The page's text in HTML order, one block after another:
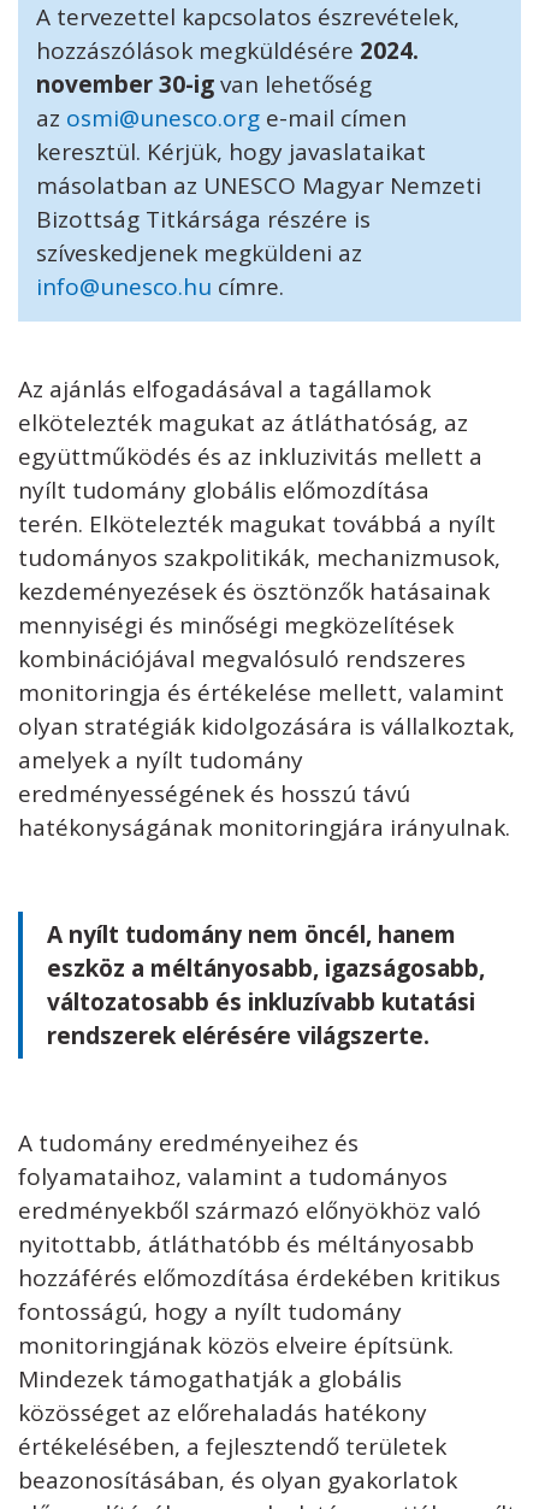
A tervezettel kapcsolatos észrevételek,
hozzászólások megküldésére 2024.
november 30-igvan lehetőség
az osmi@unesco.org e-mail címen
keresztül. Kérjük, hogy javaslataikat
másolatban az UNESCO Magyar Nemzeti
Bizottság Titkársága részére is
szíveskedjenek megküldeni az
info@unesco.hu címre.
Az ajánlás elfogadásával a tagállamok
elkötelezték magukat az átláthatóság, az
együttműködés és az inkluzivitás mellett a
nyílt tudomány globális előmozdítása
terén. Elkötelezték magukat továbbá a nyílt
tudományos szakpolitikák, mechanizmusok,
kezdeményezések és ösztönzők hatásainak
mennyiségi és minőségi megközelítések
kombinációjával megvalósuló rendszeres
monitoringja és értékelése mellett, valamint
olyan stratégiák kidolgozására is vállalkoztak,
amelyek a nyílt tudomány
eredményességének és hosszú távú
hatékonyságának monitoringjára irányulnak.
A nyílt tudomány nem öncél, hanem
eszköz a méltányosabb, igazságosabb,
változatosabb és inkluzívabb kutatási
rendszerek elérésére világszerte.
A tudomány eredményeihez és
folyamataihoz, valamint a tudományos
eredményekből származó előnyökhöz való
nyitottabb, átláthatóbb és méltányosabb
hozzáférés előmozdítása érdekében kritikus
fontosságú, hogy a nyílt tudomány
monitoringjának közös elveire építsünk.
Mindezek támogathatják a globális
közösséget az előrehaladás hatékony
értékelésében, a fejlesztendő területek
beazonosításában, és olyan gyakorlatok